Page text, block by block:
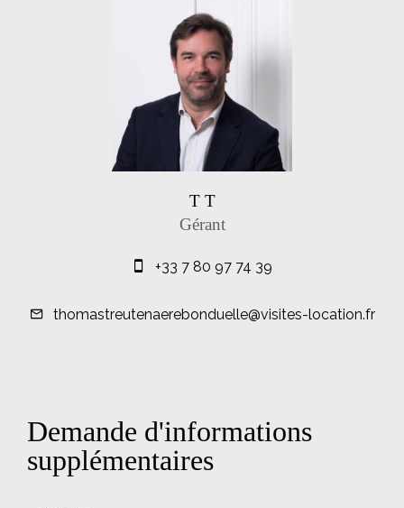
T T
Gérant
+33 7 80 97 74 39
thomastreutenaerebonduelle@visites-location.fr
Demande d'informations
supplémentaires